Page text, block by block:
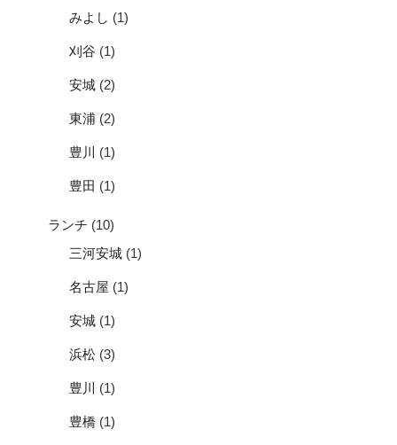
みよし (1)
刈谷 (1)
安城 (2)
東浦 (2)
豊川 (1)
豊田 (1)
ランチ (10)
三河安城 (1)
名古屋 (1)
安城 (1)
浜松 (3)
豊川 (1)
豊橋 (1)